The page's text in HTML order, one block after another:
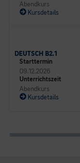
Abendkurs
Kursdetails
DEUTSCH B2.1
Starttermin
09.12.2026
Unterrichtszeit
Abendkurs
Kursdetails